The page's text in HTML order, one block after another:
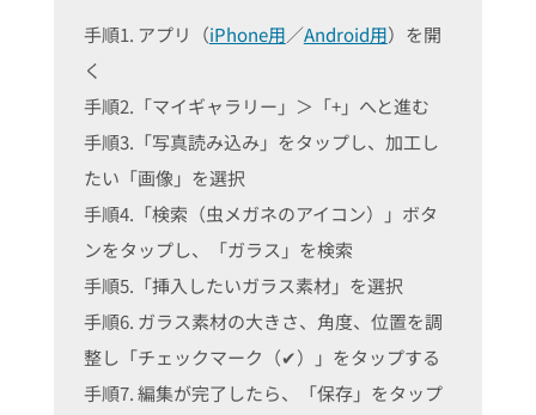
手順1. アプリ（iPhone用／Android用）を開
く
手順2.「マイギャラリー」＞「+」へと進む
手順3.「写真読み込み」をタップし、加工し
たい「画像」を選択
手順4.「検索（虫メガネのアイコン）」ボタ
ンをタップし、「ガラス」を検索
手順5.「挿入したいガラス素材」を選択
手順6. ガラス素材の大きさ、角度、位置を調
整し「チェックマーク（✔）」をタップする
手順7. 編集が完了したら、「保存」をタップ